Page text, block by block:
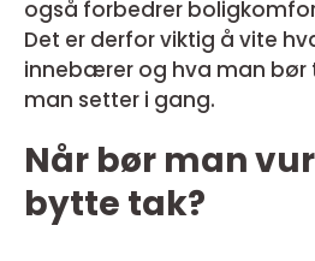
også forbedrer
Det er derfor viktig å vite
innebærer og hva man bør
man setter i gang.
Når bør man
bytte tak?